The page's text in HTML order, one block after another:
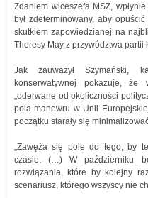
Zdaniem wiceszefa MSZ,
był zdeterminowany, aby
skutkiem zapowiedzianej na
Theresy May z przywództwa partii
Jak zauważył Szymański,
konserwatywnej pokazuje, że
„oderwane od okoliczności
pola manewru w Unii
początku starały się
„Zawęża się pole do tego, by
czasie. (…) W październiku
rozwiązania, które by kolejny
scenariusz, którego wszyscy nie